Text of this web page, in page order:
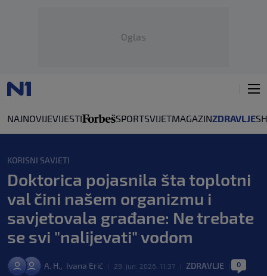
Oglas
NAJNOVIJEVIJESTI SPORTSVIJETMAGAZINZDRAVLJE
KORISNI SAVJETI
Doktorica pojasnila šta toplotni
val čini našem organizmu i
savjetovala građane: Ne trebate
se svi "nalijevati" vodom
A. H., Ivana Erić 29. jun. 2026. 11:37 ZDRAVLJE 0